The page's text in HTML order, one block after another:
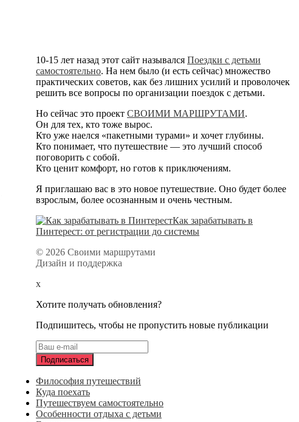
10-15 лет назад этот сайт называлсяПоездки с детьми
самостоятельно. На нем было (и есть сейчас) множество
практических советов, как без лишних усилий и проволочек
решить все вопросы по организации поездок с детьми.
Но сейчас это проектСВОИМИ МАРШРУТАМИ.
Он для тех, кто тоже вырос.
Кто уже наелся «пакетными турами» и хочет глубины.
Кто понимает, что путешествие — это лучший способ
поговорить с собой.
Кто ценит комфорт, но готов к приключениям.
Я приглашаю вас в это новое путешествие. Оно будет более
взрослым, более осознанным и очень честным.
Как зарабатывать в
Пинтерест: от регистрации до системы
© 2026 Своими маршрутами
Дизайн и поддержка
x
Хотите получать обновления?
Подпишитесь, чтобы не пропустить новые публикации
Философия путешествий
Куда поехать
Путешествуем самостоятельно
Особенности отдыха с детьми